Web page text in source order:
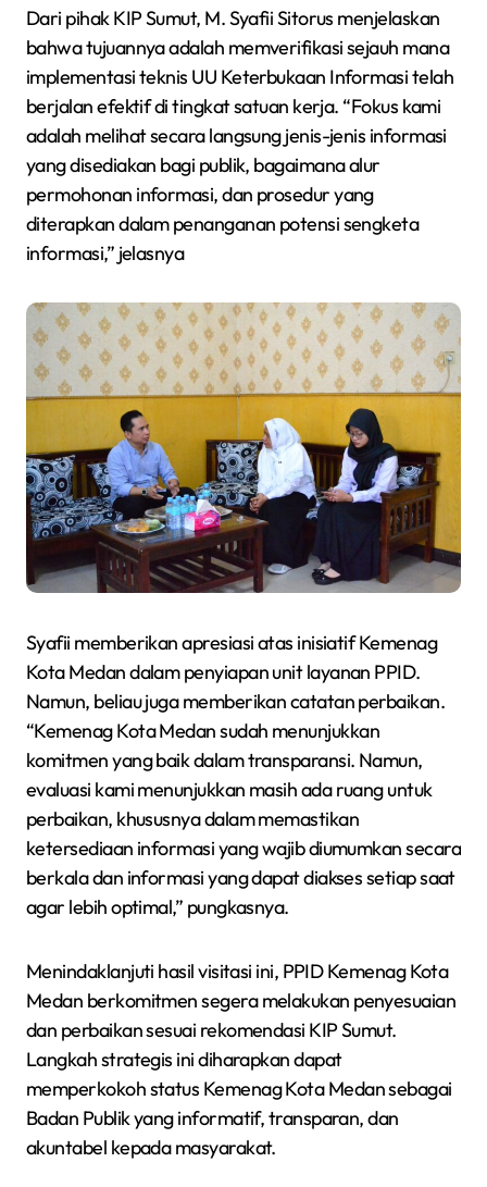
Dari pihak KIP Sumut, M. Syafii Sitorus menjelaskan
bahwa tujuannya adalah memverifikasi sejauh mana
implementasi teknis UU Keterbukaan Informasi telah
berjalan efektif di tingkat satuan kerja. “Fokus kami
adalah melihat secara langsung jenis-jenis informasi
yang disediakan bagi publik, bagaimana alur
permohonan informasi, dan prosedur yang
diterapkan dalam penanganan potensi sengketa
informasi,” jelasnya
Syafii memberikan apresiasi atas inisiatif Kemenag
Kota Medan dalam penyiapan unit layanan PPID.
Namun, beliau juga memberikan catatan perbaikan.
“Kemenag Kota Medan sudah menunjukkan
komitmen yang baik dalam transparansi. Namun,
evaluasi kami menunjukkan masih ada ruang untuk
perbaikan, khususnya dalam memastikan
ketersediaan informasi yang wajib diumumkan secara
berkala dan informasi yang dapat diakses setiap saat
agar lebih optimal,” pungkasnya.
Menindaklanjuti hasil visitasi ini, PPID Kemenag Kota
Medan berkomitmen segera melakukan penyesuaian
dan perbaikan sesuai rekomendasi KIP Sumut.
Langkah strategis ini diharapkan dapat
memperkokoh status Kemenag Kota Medan sebagai
Badan Publik yang informatif, transparan, dan
akuntabel kepada masyarakat.